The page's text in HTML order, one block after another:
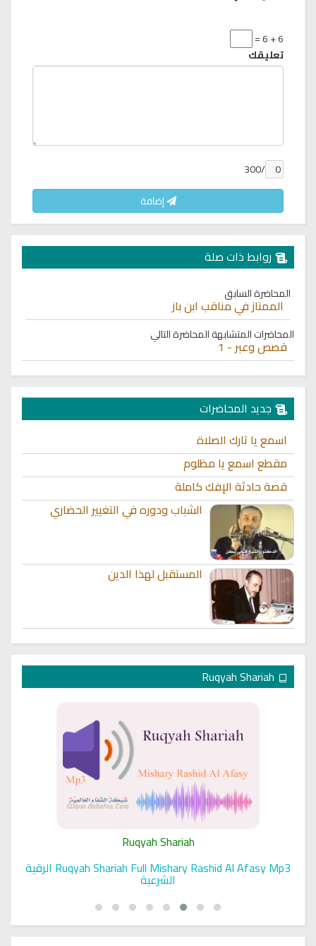
6 + 6 =
تعليقك
/300
إضافة
روابط ذات صلة
المحاضرة السابق
الممتاز في مناقب ابن باز
المحاضرات المتشابهةالمحاضرة التالي
قصص وعبر - 1
جديد المحاضرات
اسمع يا تارك الصلاة
مقطع اسمع يا مظلوم
قصة حادثة الإفك كاملة
الشباب ودوره في التغيير الحضاري
المستقبل لهذا الدين
Ruqyah Shariah
Ruqyah Shariah Full Mishary Rashid Al Afasy Mp3 الرقية
الشرعية